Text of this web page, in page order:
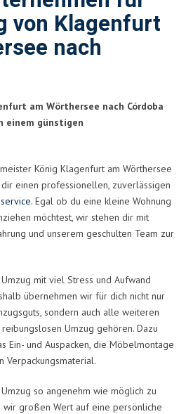
von Klagenfurt
nach
am Wörthersee nach Córdoba
einem günstigen
König Klagenfurt am Wörthersee
einen professionellen, zuverlässigen
. Egal ob du eine kleine Wohnung
möchtest, wir stehen dir mit
und unserem geschulten Team zur
mit viel Stress und Aufwand
übernehmen wir für dich nicht nur
sondern auch alle weiteren
Umzug gehören. Dazu
Ein- und Auspacken, die Möbelmontage
Verpackungsmaterial.
so angenehm wie möglich zu
großen Wert auf eine persönliche